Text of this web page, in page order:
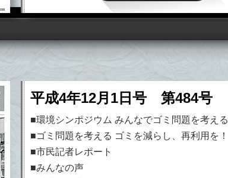
平成4年12月1日号 第484号
■環境シンポジウム みんなでゴミ問題を考える
■ゴミ問題を考える ゴミを減らし、再利用を！
■市民記者レポート
■みんなの声